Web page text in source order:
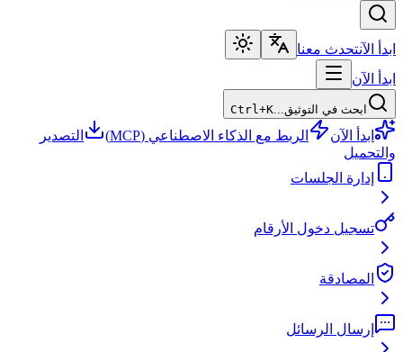
ابدأ الآنتحدث معنا
ابدأ الآن
ابحث في التوثيق... Ctrl+K
ابدأ الآن الربط مع الذكاء الاصطناعي (MCP)
التصدير
والتحميل
إدارة الجلسات
تسجيل دخول الأرقام
المصادقة
إرسال الرسائل